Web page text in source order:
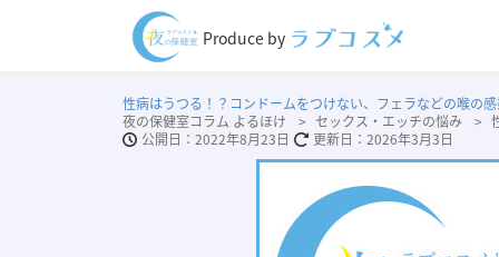
Produce by
性病はうつる！？コンドームをつけない、フェラなどの喉の
夜の保健室コラム よるほけ
セックス・エッチの悩み
2022年8月23日
2026年3月3日